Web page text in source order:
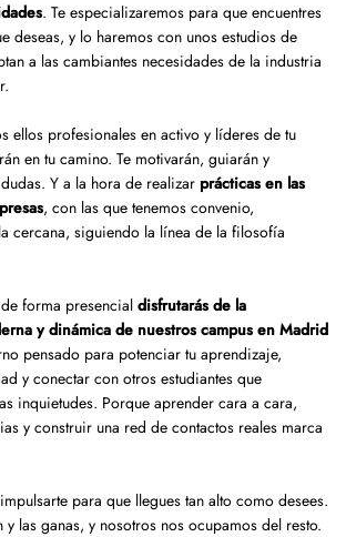
. Te especializaremos para que encuentres
deseas, y lo haremos con unos estudios de
a las cambiantes necesidades de la industria
ellos profesionales en activo y líderes de tu
en tu camino. Te motivarán, guiarán y
Y a la hora de realizar prácticas en las
, con las que tenemos convenio,
cercana, siguiendo la línea de la filosofía
forma presencial disfrutarás de la
y dinámica de nuestros campus en Madrid
pensado para potenciar tu aprendizaje,
y conectar con otros estudiantes que
inquietudes. Porque aprender cara a cara,
y construir una red de contactos reales marca
para que llegues tan alto como desees.
y las ganas, y nosotros nos ocupamos del resto.